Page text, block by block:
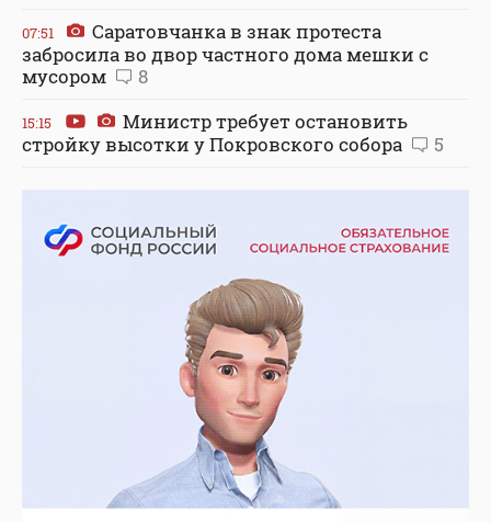
07:51
Саратовчанка в знак протеста
забросила во двор частного дома мешки с
мусором
8
15:15
Министр требует остановить
стройку высотки у Покровского собора
5